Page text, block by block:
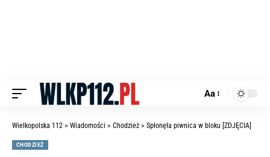
Aa
Wielkopolska 112 > Wiadomości > Chodzież > Spłonęła piwnica w bloku [ZDJĘCIA]
CHODZIEŻ